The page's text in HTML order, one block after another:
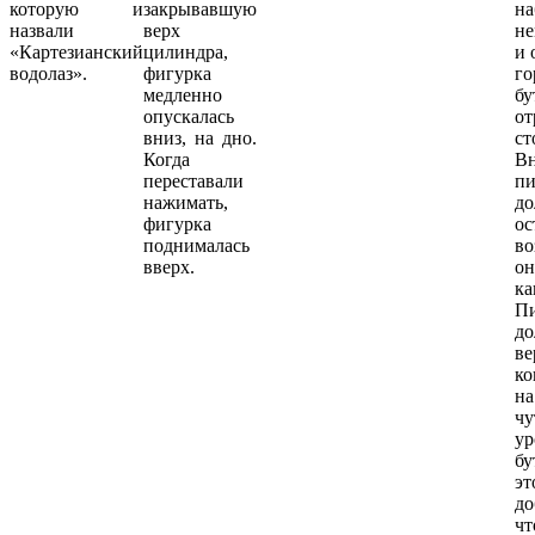
которую и
назвали
«Картезианский
водолаз».
закрывавшую
верх
цилиндра,
фигурка
медленно
опускалась
вниз, на дно.
Когда
переставали
нажимать,
фигурка
поднималась
вверх.
и